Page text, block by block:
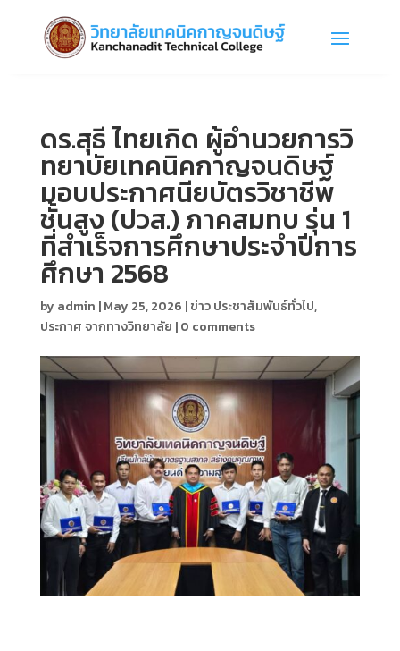
ดร.สุธี ไทยเกิด ผู้อำนวยการวิ
ทยาบัยเทคนิคกาญจนดิษฐ์
มอบประกาศนียบัตรวิชาชีพ
ชั้นสูง (ปวส.) ภาคสมทบ รุ่น 1
ที่สำเร็จการศึกษาประจำปีการ
ศึกษา 2568
by admin |May 25, 2026 |ข่าว ประชาสัมพันธ์ทั่วไป,
ประกาศ จากทางวิทยาลัย |0 comments